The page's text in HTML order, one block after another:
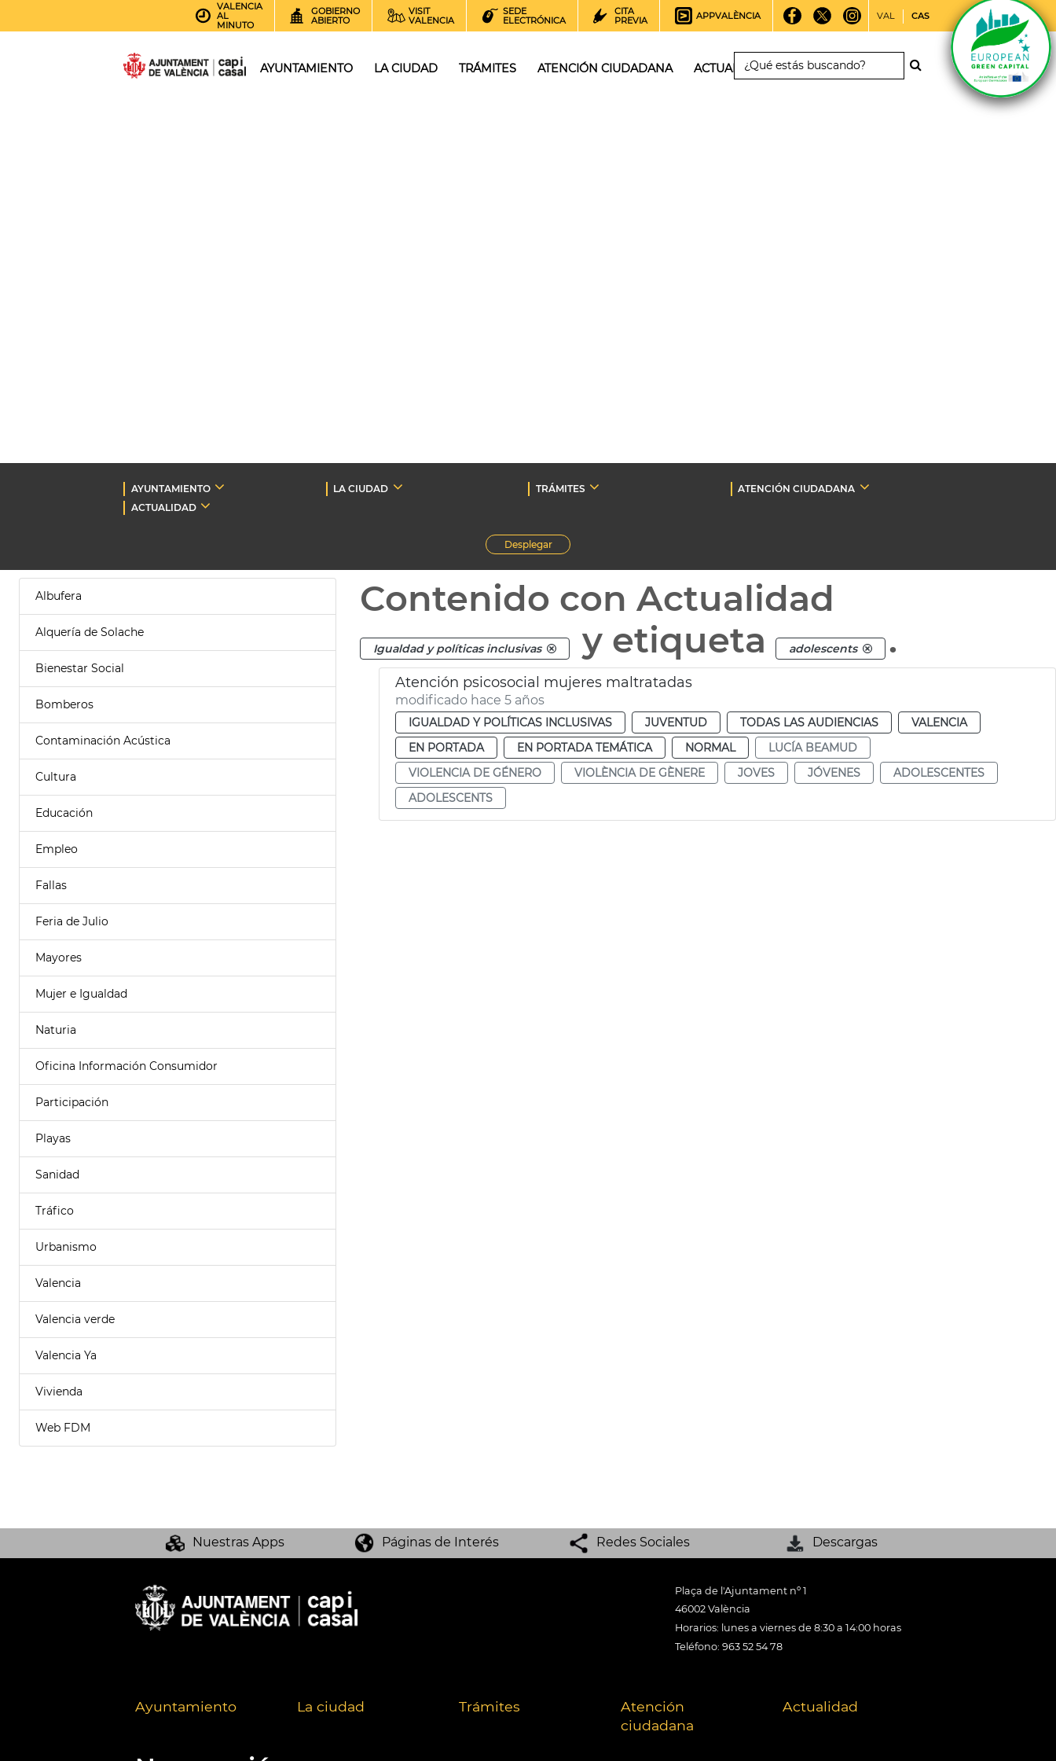
VALENCIA
AL
MINUTO
GOBIERNO
ABIERTO
VISIT
VALENCIA
SEDE
ELECTRÓNICA
CITA
PREVIA
APPVALÈNCIA VAL CAS
AYUNTAMIENTO LA CIUDAD TRÁMITES ATENCIÓN CIUDADANA ACTUALIDAD
AYUNTAMIENTO LA CIUDAD TRÁMITES
ATENCIÓN CIUDADANA
ACTUALIDAD
Desplegar
Albufera
Alquería de Solache
Bienestar Social
Bomberos
Contaminación Acústica
Cultura
Educación
Empleo
Fallas
Feria de Julio
Mayores
Mujer e Igualdad
Naturia
Oficina Información Consumidor
Participación
Playas
Sanidad
Tráfico
Urbanismo
Valencia
Valencia verde
Valencia Ya
Vivienda
Web FDM
Contenido con Actualidad
Igualdad y políticas inclusivas y etiqueta adolescents .
Atención psicosocial mujeres maltratadas
modificado hace 5 años
IGUALDAD Y POLÍTICAS INCLUSIVAS JUVENTUD TODAS LAS AUDIENCIAS
VALENCIA
EN PORTADA
EN PORTADA TEMÁTICA NORMAL
LUCÍA BEAMUD
VIOLENCIA DE GÉNERO
VIOLÈNCIA DE GÈNERE JOVES JÓVENES
ADOLESCENTES
ADOLESCENTS
Nuestras Apps Páginas de Interés Redes Sociales Descargas
Plaça de l'Ajuntament nº 1
46002 València
Horarios: lunes a viernes de 8:30 a 14:00 horas
Teléfono: 963 52 54 78
Ayuntamiento La ciudad Trámites
Atención
ciudadana
Actualidad